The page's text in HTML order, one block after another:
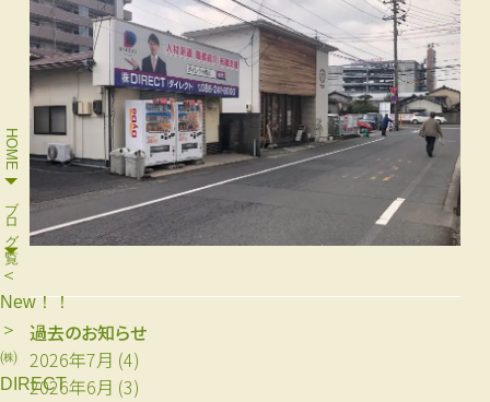
HOME
ブログ一覧
＜
New！！
＞
㈱
DIRECT
過去のお知らせ
2026年7月 (4)
2026年6月 (3)